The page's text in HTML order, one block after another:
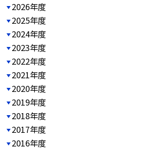
2026年度
2025年度
2024年度
2023年度
2022年度
2021年度
2020年度
2019年度
2018年度
2017年度
2016年度